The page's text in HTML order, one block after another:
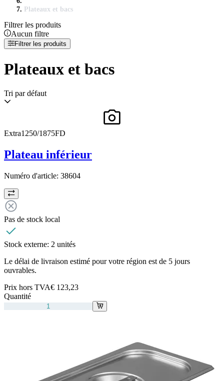
Plateaux et bacs
Filtrer les produits
Aucun filtre
Filtrer les produits
Plateaux et bacs
Tri par défaut
Extra1250/1875FD
Plateau inférieur
Numéro d'article: 38604
Pas de stock local
Stock externe: 2 unités
Le délai de livraison estimé pour votre région est de 5 jours
ouvrables.
Prix hors TVA€ 123,23
Quantité